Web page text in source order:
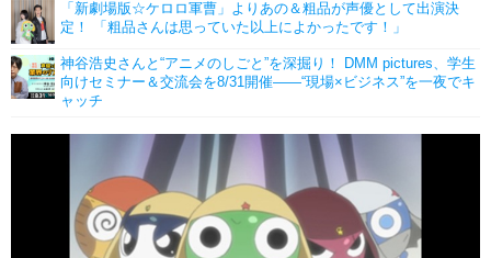
「新劇場版☆ケロロ軍曹」よりあの＆粗品が声優として出演決
定！ 「粗品さんは思っていた以上によかったです！」
神谷浩史さんと“アニメのしごと”を深掘り！ DMM pictures、学生
向けセミナー＆交流会を8/31開催――“現場×ビジネス”を一夜でキ
ャッチ